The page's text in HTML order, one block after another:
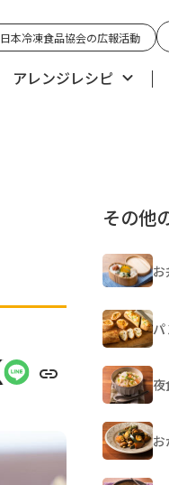
日本冷凍食品協会の広報活動
アレンジレシピ
その他
お
パ
夜
お